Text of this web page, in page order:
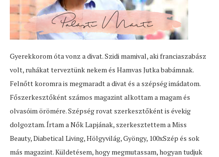
Gyerekkorom óta vonz a divat. Szidi mamival, aki franciaszabász
volt, ruhákat terveztünk nekem és Hamvas Jutka babámnak.
Felnőtt koromra is megmaradt a divat és a szépség imádatom.
Főszerkesztőként számos magazint alkottam a magam és
olvasóim örömére. Szépség rovat szerkesztőként is évekig
dolgoztam. Írtam a Nők Lapjának, szerkesztettem a Miss
Beauty, Diabetical Living, Hölgyvilág, Gyöngy, 100xSzép és sok
más magazint. Küldetésem, hogy megmutassam, hogyan tudjuk